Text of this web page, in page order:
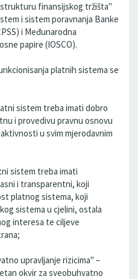
finansijskog tržišta"
i sistem poravnanja Banke
i Međunarodna
papire (IOSCO).
platnih sistema se
sistem treba imati dobro
i provedivu pravnu osnovu
u svim mjerodavnim
sistem treba imati
i transparentni, koji
platnog sistema, koji
sistema u cjelini, ostala
interesa te ciljeve
upravljanje rizicima" –
okvir za sveobuhvatno